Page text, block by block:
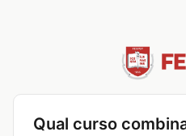
Qual curso